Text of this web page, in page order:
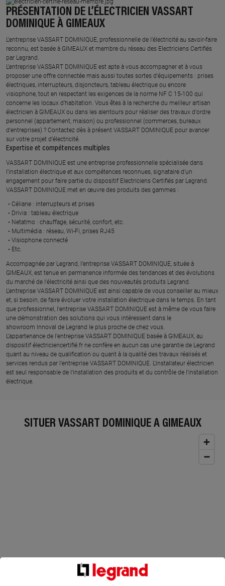
PRÉSENTATION DE L’ÉLECTRICIEN VASSART
DOMINIQUE À GIMEAUX
L’entreprise VASSART DOMINIQUE, professionnelle de l’électricité au savoir-faire
reconnu, est basée à GIMEAUX et membre du réseau des Electriciens Certifiés
par Legrand.​
L’entreprise VASSART DOMINIQUE est apte à vous accompagner et à vous
proposer une offre connectée mais aussi toutes sortes d'équipements : prises
électriques, interrupteurs, disjoncteurs, tableau électrique ou encore
visiophone, tout en respectant les exigences de la norme NF C 15-100 qui
concerne les locaux d’habitation. Vous êtes à la recherche du meilleur artisan
électricien à GIMEAUX ou dans les alentours pour réaliser des travaux d'ordre
personnel (appartement, maison) ou professionnel (commerces, bureaux
d'entreprises) ? Contactez dès à présent VASSART DOMINIQUE pour avancer
sur votre projet d’électricité.
Expertise et compétences multiples​
​VASSART DOMINIQUE est une entreprise professionnelle spécialisée dans
l’installation électrique et aux compétences reconnues, ​signataire d'un
engagement pour faire partie du dispositif Electriciens Certifiés par Legrand​.
VASSART DOMINIQUE met en œuvre des produits des gammes : ​
Céliane : interrupteurs et prises ​
Drivia : tableau électrique ​
Netatmo : chauffage, sécurité, confort, etc.​
Multimédia : réseau, Wi-Fi, prises RJ45​
Visiophone connecté​
Etc.​
​Accompagnée par Legrand, l’entreprise VASSART DOMINIQUE, située à
GIMEAUX, est tenue en permanence informée des tendances et des évolutions
du marché de l'électricité ainsi que des nouveautés produits Legrand.
L’entreprise VASSART DOMINIQUE est ainsi capable de vous conseiller au mieux
et, si besoin, de faire évoluer votre installation électrique dans le temps. En tant
que professionnel, l’entreprise VASSART DOMINIQUE est à même de vous faire
une démonstration des solutions qui vous intéressent dans le
showroom Innoval de Legrand le plus proche de chez vous.​
L’appartenance de l’entreprise VASSART DOMINIQUE basée à GIMEAUX, au
dispositif électriciencertifié.fr ne confère en aucun cas une garantie de Legrand
quant au niveau de qualification ou quant à la qualité des travaux réalisés et
services rendus par l’entreprise VASSART DOMINIQUE. L’installateur électricien
est seul responsable de l’installation des produits et du contrôle de l’installation
électrique.
SITUER VASSART DOMINIQUE À GIMEAUX